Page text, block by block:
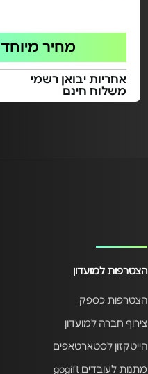
מחיר מיוחד
אחריות יבואן רשמי
משלוח חינם
הצטרפות למועדון
הצטרפות כספק
צירוף חברה למועדון
הייטקזון לסטארטאפים
מתנות לעובדים gogift